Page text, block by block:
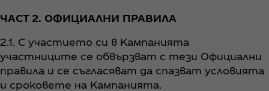
ЧАСТ 2. ОФИЦИАЛНИ ПРАВИЛА
2.1. С участието си в Кампанията
участниците се обвързват с тези Официални
правила и се съгласяват да спазват условията
и сроковете на Кампанията.